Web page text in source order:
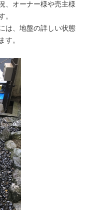
、オーナー様や売主様
。
は、地盤の詳しい状態
す。